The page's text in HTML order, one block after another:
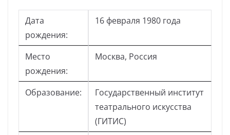
Дата
рождения:
16 февраля 1980 года
Место
рождения:
Москва, Россия
Образование:
Государственный институт
театрального искусства
(ГИТИС)